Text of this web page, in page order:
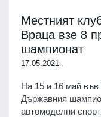
Местният
Враца взе 8
шампионат
17.05.2021г.
На 15 и 16 май във
Държавния
автомоделни